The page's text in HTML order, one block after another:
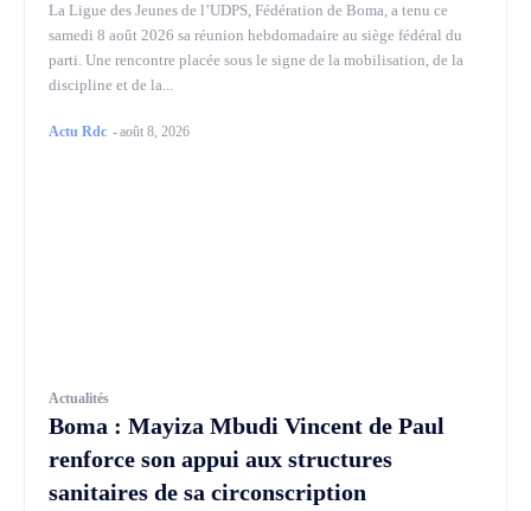
La Ligue des Jeunes de l’UDPS, Fédération de Boma, a tenu ce
samedi 8 août 2026 sa réunion hebdomadaire au siège fédéral du
parti. Une rencontre placée sous le signe de la mobilisation, de la
discipline et de la...
Actu Rdc -août 8, 2026
Actualités
Boma : Mayiza Mbudi Vincent de Paul
renforce son appui aux structures
sanitaires de sa circonscription